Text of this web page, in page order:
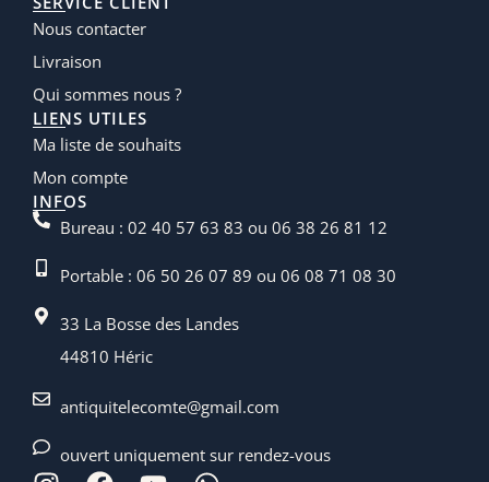
Nous contacter
Livraison
Qui sommes nous ?
LIENS UTILES
Ma liste de souhaits
Mon compte
INFOS
Bureau : 02 40 57 63 83 ou 06 38 26 81 12
Portable : 06 50 26 07 89 ou 06 08 71 08 30
33 La Bosse des Landes
44810 Héric
antiquitelecomte@gmail.com
ouvert uniquement sur rendez-vous